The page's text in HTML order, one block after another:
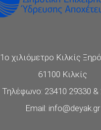
1ο χιλιόμετρο Κιλκίς
61100 Κιλκίς
Τηλέφωνο: 23410 29330 &
Email: info@deyak.gr